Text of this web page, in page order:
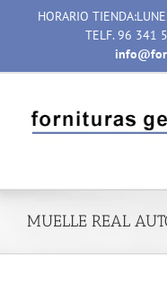
HORARIO
TELF. 96 341
MUELLE REAL